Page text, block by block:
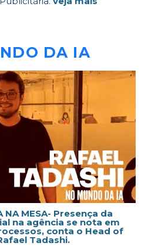
DA IA
NA MESA- Presença da
na agência se nota em
conta o Head of
Tadashi.